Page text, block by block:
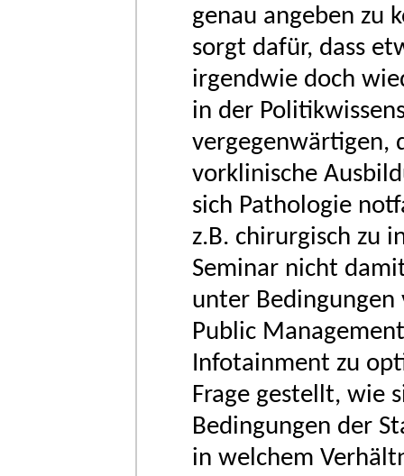
genau angeben zu
sorgt dafür, dass
irgendwie doch
in der
vergegenwärtigen,
vorklinische
sich Pathologie
z.B. chirurgisch zu
Seminar nicht
unter Bedingungen
Public
Infotainment zu
Frage gestellt, wie
Bedingungen der
in welchem